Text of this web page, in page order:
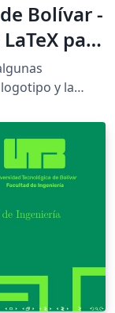
Bolívar -
para
UTB
y la
de
identidad de la
para los
Ingeniería de